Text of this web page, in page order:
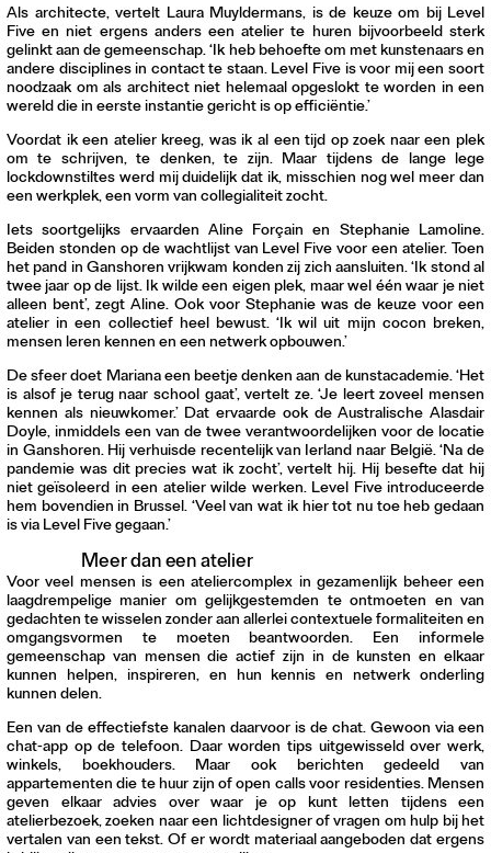
Als architecte, vertelt Laura Muyldermans, is de keuze om bij Level
Five en niet ergens anders een atelier te huren bijvoorbeeld sterk
gelinkt aan de gemeenschap. ‘Ik heb behoefte om met kunstenaars en
andere disciplines in contact te staan. Level Five is voor mij een soort
noodzaak om als architect niet helemaal opgeslokt te worden in een
wereld die in eerste instantie gericht is op efficiëntie.’
Voordat ik een atelier kreeg, was ik al een tijd op zoek naar een plek
om te schrijven, te denken, te zijn. Maar tijdens de lange lege
lockdownstiltes werd mij duidelijk dat ik, misschien nog wel meer dan
een werkplek, een vorm van collegialiteit zocht.
Iets soortgelijks ervaarden Aline Forçain en Stephanie Lamoline.
Beiden stonden op de wachtlijst van Level Five voor een atelier. Toen
het pand in Ganshoren vrijkwam konden zij zich aansluiten. ‘Ik stond al
twee jaar op de lijst. Ik wilde een eigen plek, maar wel één waar je niet
alleen bent’, zegt Aline. Ook voor Stephanie was de keuze voor een
atelier in een collectief heel bewust. ‘Ik wil uit mijn cocon breken,
mensen leren kennen en een netwerk opbouwen.’
De sfeer doet Mariana een beetje denken aan de kunstacademie. ‘Het
is alsof je terug naar school gaat’, vertelt ze. ‘Je leert zoveel mensen
kennen als nieuwkomer.’ Dat ervaarde ook de Australische Alasdair
Doyle, inmiddels een van de twee verantwoordelijken voor de locatie
in Ganshoren. Hij verhuisde recentelijk van Ierland naar België. ‘Na de
pandemie was dit precies wat ik zocht’, vertelt hij. Hij besefte dat hij
niet geïsoleerd in een atelier wilde werken. Level Five introduceerde
hem bovendien in Brussel. ‘Veel van wat ik hier tot nu toe heb gedaan
is via Level Five gegaan.’
Meer dan een atelier
Voor veel mensen is een ateliercomplex in gezamenlijk beheer een
laagdrempelige manier om gelijkgestemden te ontmoeten en van
gedachten te wisselen zonder aan allerlei contextuele formaliteiten en
omgangsvormen te moeten beantwoorden. Een informele
gemeenschap van mensen die actief zijn in de kunsten en elkaar
kunnen helpen, inspireren, en hun kennis en netwerk onderling
kunnen delen.
Een van de effectiefste kanalen daarvoor is de chat. Gewoon via een
chat-app op de telefoon. Daar worden tips uitgewisseld over werk,
winkels, boekhouders. Maar ook berichten gedeeld van
appartementen die te huur zijn of open calls voor residenties. Mensen
geven elkaar advies over waar je op kunt letten tijdens een
atelierbezoek, zoeken naar een lichtdesigner of vragen om hulp bij het
vertalen van een tekst. Of er wordt materiaal aangeboden dat ergens